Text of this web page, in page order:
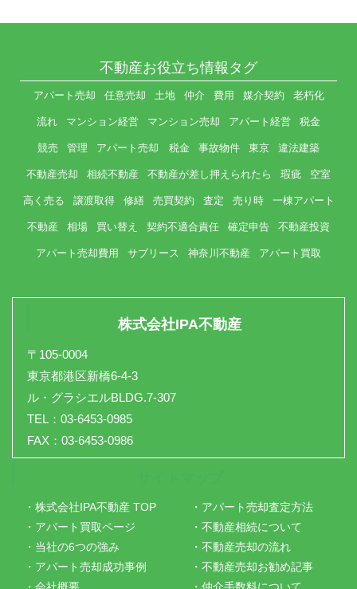
不動産お役立ち情報タグ
アパート売却 任意売却 土地 仲介 費用 媒介契約 老朽化
流れ マンション経営 マンション売却 アパート経営 税金
競売 管理 アパート売却 税金 事故物件 東京 違法建築
不動産売却 相続不動産 不動産が差し押えられたら 瑕疵 空室
高く売る 譲渡取得 修繕 売買契約 査定 売り時 一棟アパート
不動産 相場 買い替え 契約不適合責任 確定申告 不動産投資
アパート売却費用 サブリース 神奈川不動産 アパート買取
株式会社IPA不動産
〒105-0004
東京都港区新橋6-4-3
ル・グラシエルBLDG.7-307
TEL：03-6453-0985
FAX：03-6453-0986
・株式会社IPA不動産 TOP
・アパート買取ページ
・当社の6つの強み
・アパート売却成功事例
・会社概要
・アパート売却査定方法
・不動産相続について
・不動産売却の流れ
・不動産売却お勧め記事
・仲介手数料について